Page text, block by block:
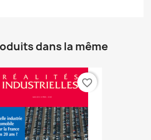
dans la même
favorite_border